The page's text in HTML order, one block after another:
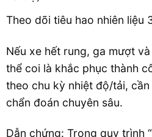
Theo dõi tiêu hao nhiên liệu
Nếu xe hết rung, ga mượt
thể coi là khắc phục thành
theo chu kỳ nhiệt độ/tải,
chẩn đoán chuyên sâu.
Dẫn chứng: Trong quy trình